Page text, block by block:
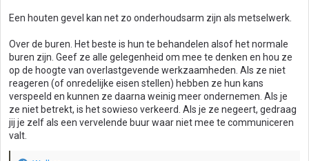
Een houten gevel kan net zo onderhoudsarm zijn als metselwerk.
Over de buren. Het beste is hun te behandelen alsof het normale
buren zijn. Geef ze alle gelegenheid om mee te denken en hou ze
op de hoogte van overlastgevende werkzaamheden. Als ze niet
reageren (of onredelijke eisen stellen) hebben ze hun kans
verspeeld en kunnen ze daarna weinig meer ondernemen. Als je
ze niet betrekt, is het sowieso verkeerd. Als je ze negeert, gedraag
jij je zelf als een vervelende buur waar niet mee te communiceren
valt.